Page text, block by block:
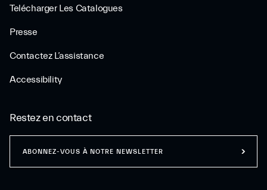
Telécharger Les Catalogues
Presse
Contactez L’assistance
Accessibility
Restez en contact
ABONNEZ-VOUS À NOTRE NEWSLETTER